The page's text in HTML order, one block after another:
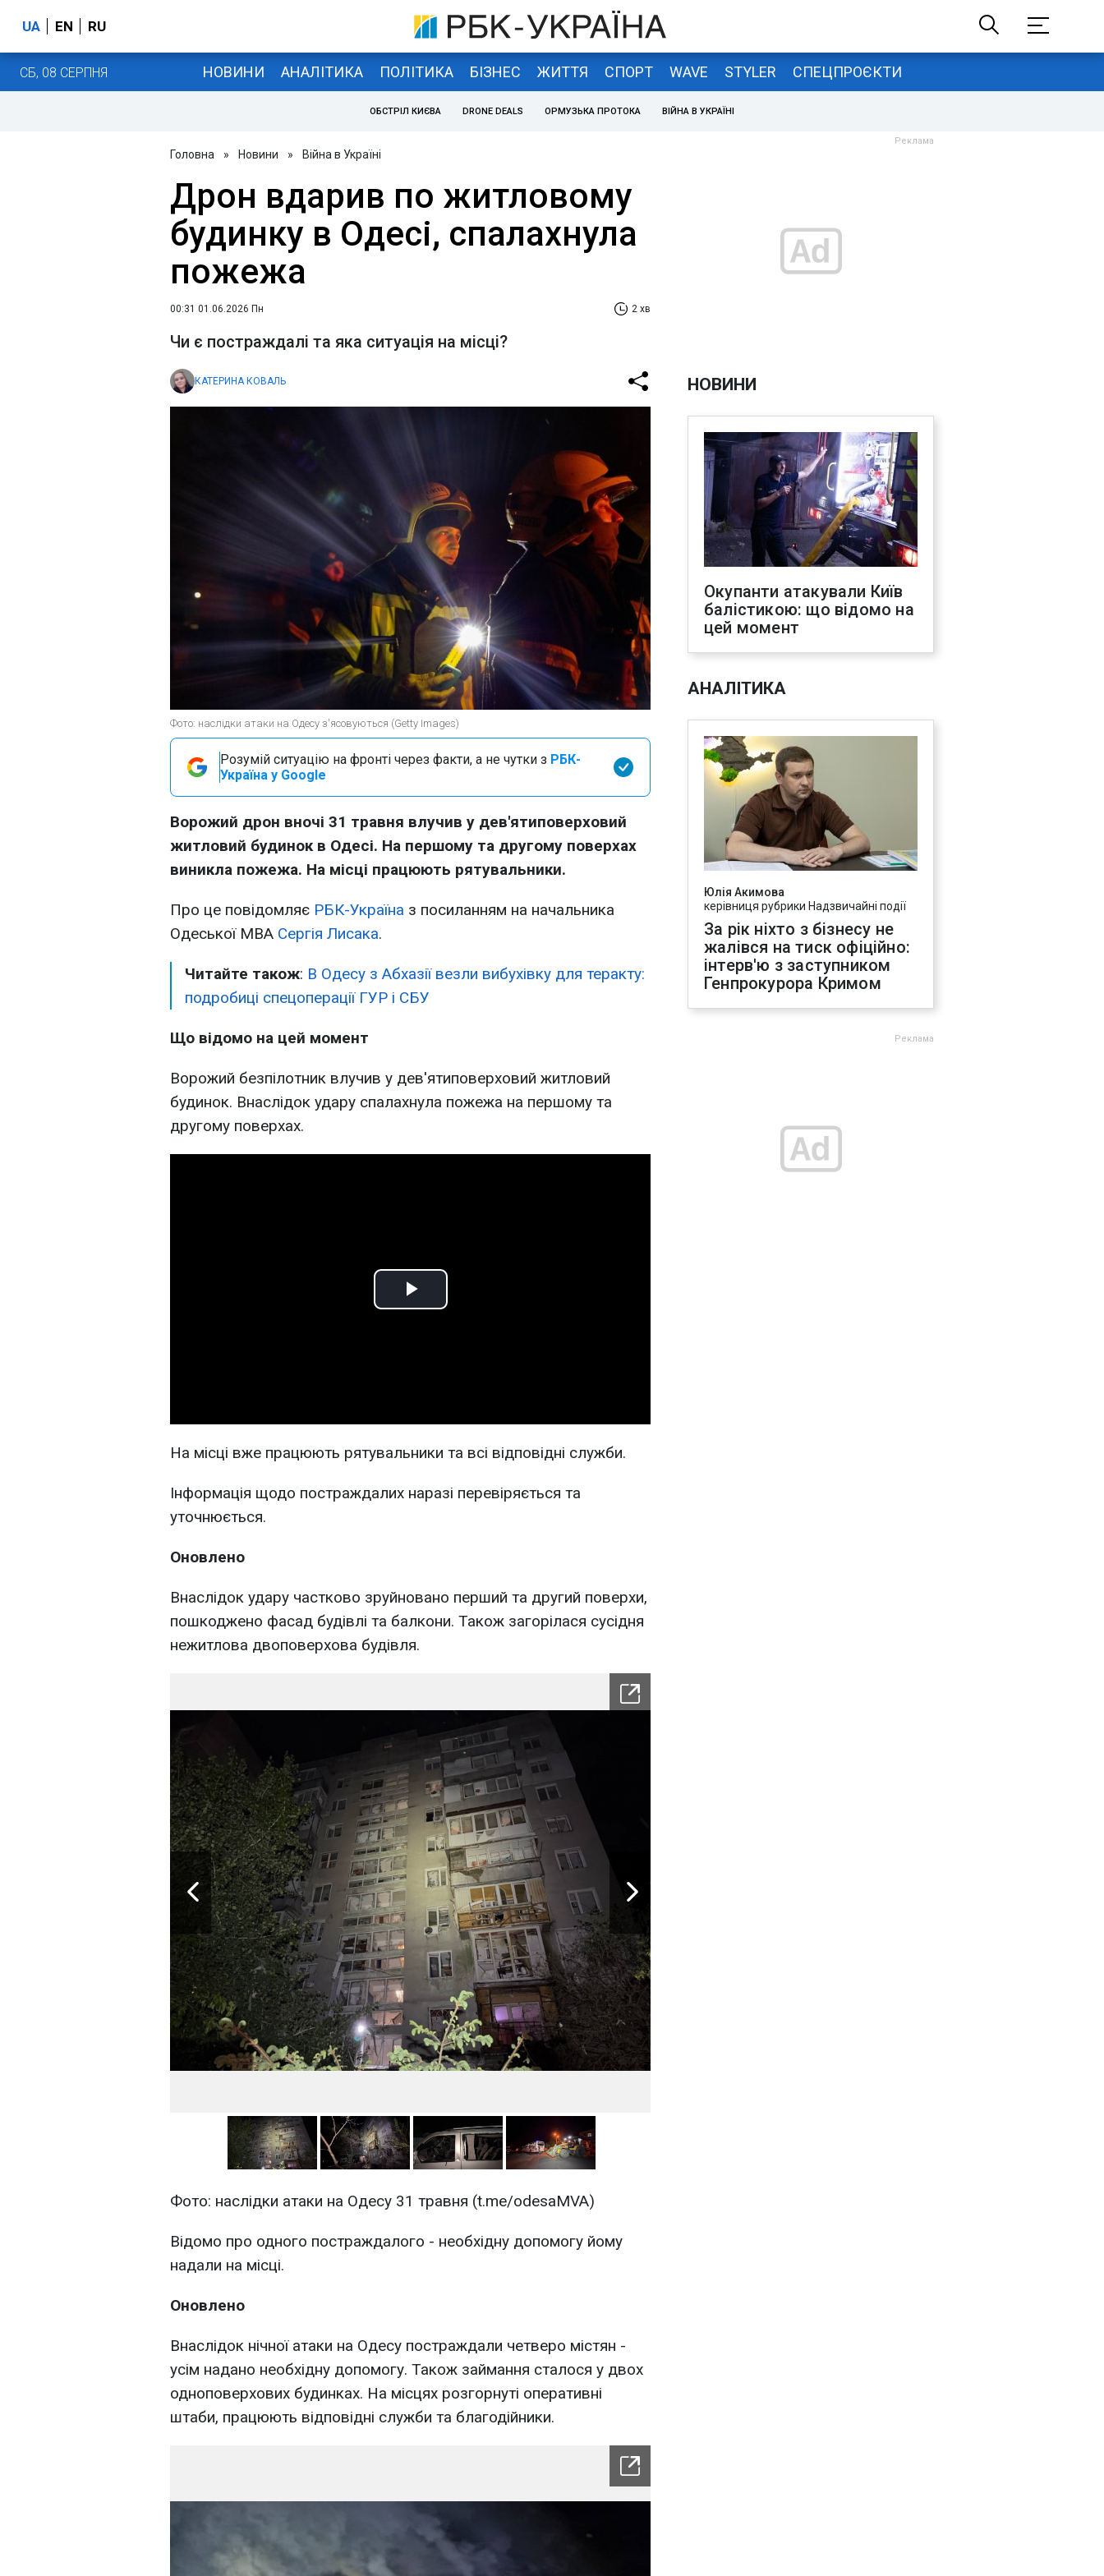
UA EN RU
СБ, 08 СЕРПНЯ НОВИНИ АНАЛІТИКА ПОЛІТИКА БІЗНЕС ЖИТТЯ СПОРТ WAVE STYLER СПЕЦПРОЄКТИ
ОБСТРІЛ КИЄВА DRONE DEALS ОРМУЗЬКА ПРОТОКА ВІЙНА В УКРАЇНІ
Головна » Новини » Війна в Україні
Дрон вдарив по житловому
будинку в Одесі, спалахнула
пожежа
00:31 01.06.2026 Пн 2 хв
Чи є постраждалі та яка ситуація на місці?
КАТЕРИНА КОВАЛЬ
Фото: наслідки атаки на Одесу з'ясовуються (Getty Images)
Розумій ситуацію на фронті через факти, а не чутки з РБК-
Україна у Google
Ворожий дрон вночі 31 травня влучив у дев'ятиповерховий
житловий будинок в Одесі. На першому та другому поверхах
виникла пожежа. На місці працюють рятувальники.
Про це повідомляє РБК-Україна з посиланням на начальника
Одеської МВА Сергія Лисака.
Читайте також: В Одесу з Абхазії везли вибухівку для теракту:
подробиці спецоперації ГУР і СБУ
Що відомо на цей момент
Ворожий безпілотник влучив у дев'ятиповерховий житловий
будинок. Внаслідок удару спалахнула пожежа на першому та
другому поверхах.
Play
На місці вже працюють рятувальники та всі відповідні служби.
Інформація щодо постраждалих наразі перевіряється та
уточнюється.
Оновлено
Внаслідок удару частково зруйновано перший та другий поверхи,
пошкоджено фасад будівлі та балкони. Також загорілася сусідня
нежитлова двоповерхова будівля.
Фото: наслідки атаки на Одесу 31 травня (t.me/odesaMVA)
Відомо про одного постраждалого - необхідну допомогу йому
надали на місці.
Оновлено
Внаслідок нічної атаки на Одесу постраждали четверо містян -
усім надано необхідну допомогу. Також займання сталося у двох
одноповерхових будинках. На місцях розгорнуті оперативні
штаби, працюють відповідні служби та благодійники.
НОВИНИ
Окупанти атакували Київ
балістикою: що відомо на
цей момент
АНАЛІТИКА
Юлія Акимова
керівниця рубрики Надзвичайні події
За рік ніхто з бізнесу не
жалівся на тиск офіційно:
інтерв'ю з заступником
Генпрокурора Кримом